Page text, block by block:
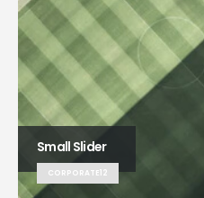
Small Slider
CORPORATE12